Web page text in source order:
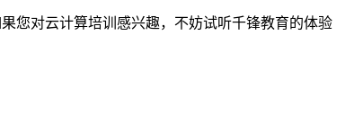
您对云计算培训感兴趣，不妨试听千锋教育的体验